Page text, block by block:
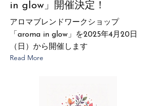
in glow」開催決定！
アロマブレンドワークショップ
「aroma in glow」を2025年4月20日
（日）から開催します
Read More